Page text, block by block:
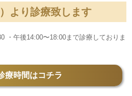
より診療致します
・午後14:00〜18:00まで診療しておりま
療時間はコチラ